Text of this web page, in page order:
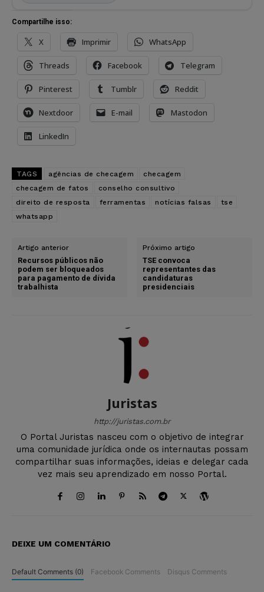
Compartilhe isso:
X Imprimir WhatsApp
Threads Facebook Telegram
Pinterest Tumblr Reddit
Nextdoor E-mail Mastodon
LinkedIn
TAGS agências de checagem
checagem
checagem de fatos
conselho consultivo
direito de resposta
ferramentas notícias falsas
tse
whatsapp
Artigo anterior
Recursos públicos não
podem ser bloqueados
para pagamento de dívida
trabalhista
Próximo artigo
TSE convoca
representantes das
candidaturas
presidenciais
Juristas
http://juristas.com.br
O Portal Juristas nasceu com o objetivo de integrar
uma comunidade jurídica onde os internautas possam
compartilhar suas informações, ideias e delegar cada
vez mais seu aprendizado em nosso Portal.
DEIXE UM COMENTÁRIO
Default Comments (0) Facebook Comments Disqus Comments